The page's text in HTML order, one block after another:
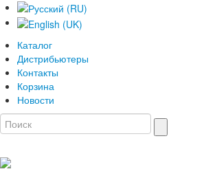
Каталог
Дистрибьютеры
Контакты
Корзина
Новости